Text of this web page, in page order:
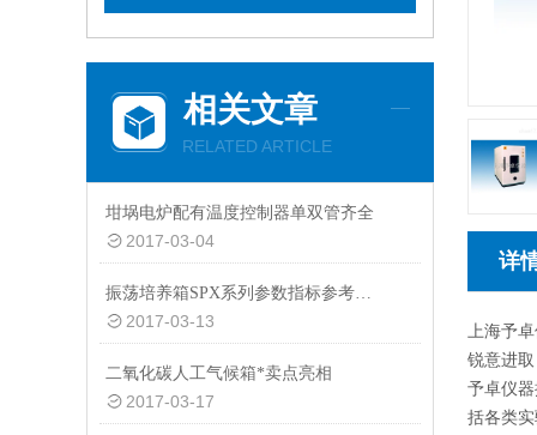
相关文章
RELATED ARTICLE
坩埚电炉配有温度控制器单双管齐全
2017-03-04
振荡培养箱SPX系列参数指标参考分析
2017-03-13
二氧化碳人工气候箱*卖点亮相
2017-03-17
详
上海予
锐意进
予卓仪
括各类